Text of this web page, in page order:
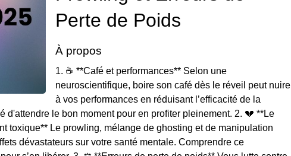
Perte de Poids
À propos
1. ☕ **Café et performances** Selon une
neuroscientifique, boire son café dès le réveil peut nuire
à vos performances en réduisant l’efficacité de la
d'attendre le bon moment pour en profiter pleinement. 2. 💔 **Le
toxique** Le prowling, mélange de ghosting et de manipulation
dévastateurs sur votre santé mentale. Comprendre ce